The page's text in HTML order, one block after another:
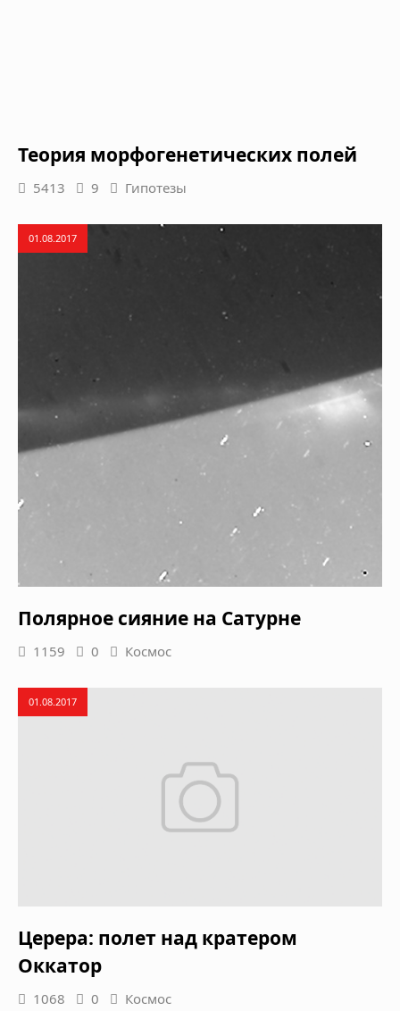
Теория морфогенетических полей
5413 9 Гипотезы
01.08.2017
Полярное сияние на Сатурне
1159 0 Космос
01.08.2017
Церера: полет над кратером
Оккатор
1068 0 Космос